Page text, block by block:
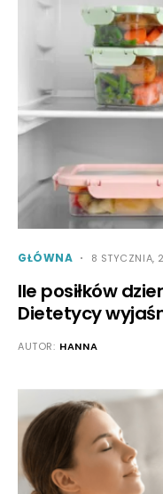
GŁÓWNA 8 STYCZNIA,
Ile posiłków
Dietetycy
AUTOR: HANNA